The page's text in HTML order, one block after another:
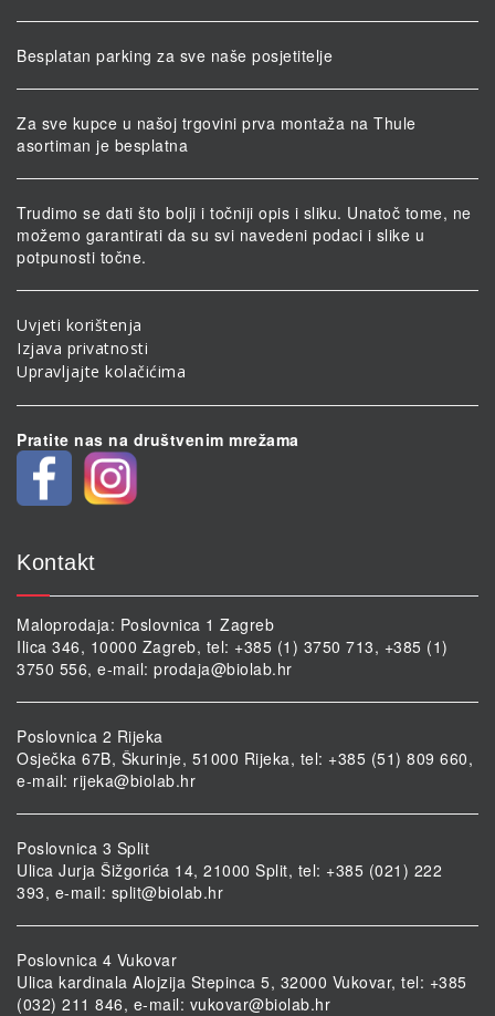
Besplatan parking za sve naše posjetitelje
Za sve kupce u našoj trgovini prva montaža na Thule
asortiman je besplatna
Trudimo se dati što bolji i točniji opis i sliku. Unatoč tome, ne
možemo garantirati da su svi navedeni podaci i slike u
potpunosti točne.
Uvjeti korištenja
Izjava privatnosti
Upravljajte kolačićima
Pratite nas na društvenim mrežama
Kontakt
Maloprodaja: Poslovnica 1 Zagreb
Ilica 346, 10000 Zagreb, tel: +385 (1) 3750 713, +385 (1)
3750 556, e-mail: prodaja@biolab.hr
Poslovnica 2 Rijeka
Osječka 67B, Škurinje, 51000 Rijeka, tel: +385 (51) 809 660,
e-mail: rijeka@biolab.hr
Poslovnica 3 Split
Ulica Jurja Šižgorića 14, 21000 Split, tel: +385 (021) 222
393, e-mail: split@biolab.hr
Poslovnica 4 Vukovar
Ulica kardinala Alojzija Stepinca 5, 32000 Vukovar, tel: +385
(032) 211 846, e-mail: vukovar@biolab.hr